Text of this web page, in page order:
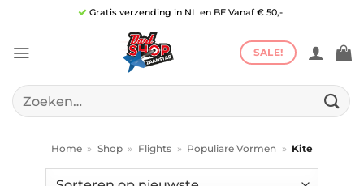
inhoud
Gratis verzending in NL en BE Vanaf € 50,-
SALE!
Zoeken
naar:
Home » Shop » Flights » Populiare Vormen » Kite